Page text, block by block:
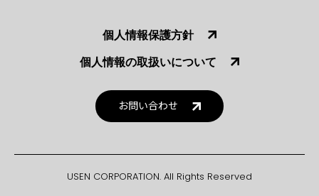
個人情報保護方針
個人情報の取扱いについて
お問い合わせ
USEN CORPORATION. All Rights Reserved